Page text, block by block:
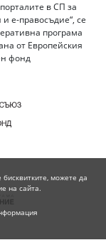
в СП за
е-правосъдие“, се
програма
от Европейския
фонд
можете да
на сайта.